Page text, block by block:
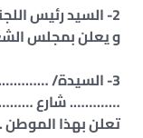
2- السيد رئيس
و يعلن بمجلس
3- السيدة/
…………. شارع
تعلن بهذا الموطن .